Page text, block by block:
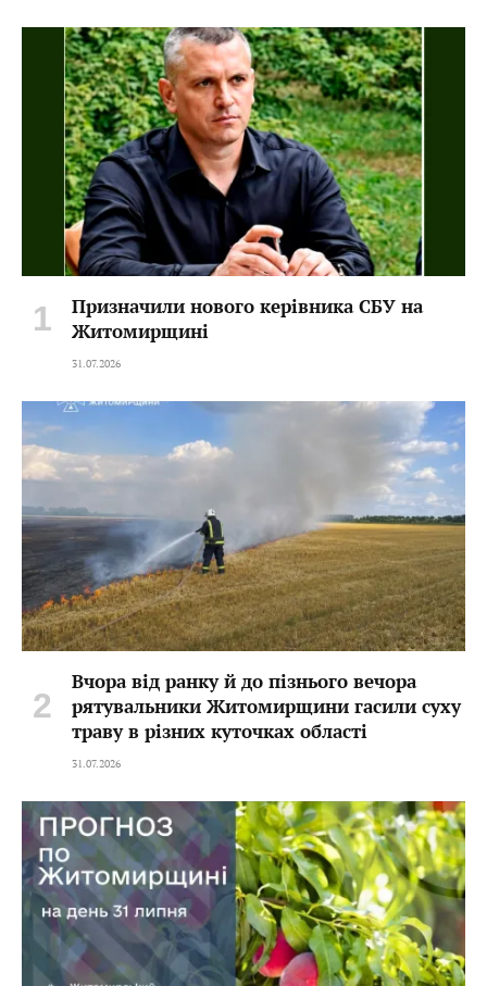
Призначили нового керівника СБУ на
Житомирщині
31.07.2026
Вчора від ранку й до пізнього вечора
рятувальники Житомирщини гасили суху
траву в різних куточках області
31.07.2026